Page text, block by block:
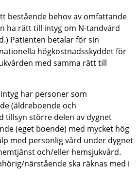
bestående behov av omfattande
ha rätt till intyg om N-tandvård
Patienten betalar för sin
högkostnadsskyddet för
med samma rätt till
har personer som
(äldreboende och
tillsyn större delen av dygnet
(eget boende) med mycket hög
med personlig vård under dygnet
och/eller hemsjukvård.
närstående ska räknas med i